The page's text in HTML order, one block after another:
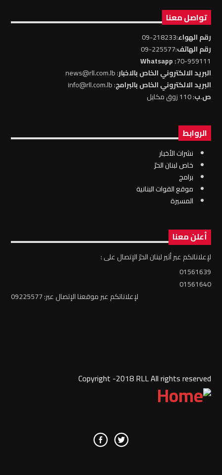
تواصل معنا
رقم الهواء:218233-09
رقم الهاتف:225577-09
70-959111
: Whatsapp
البريد الالكتروني الخاص بالاخبار: news@rll.com.lb
البريد الالكتروني الخاص بالبرامج: info@rll.com.lb
ص.ب: 110 زوق مكايل
الروابط
نشرات الأخبار
خاص لبنان الحرّ
برامج
موقع القوات البنانية
المسيرة
أعلن معنا
لإعلاناتكم عبر أثير لبنان الحرّ الإتصال على :
01561639
01561640
لإعلاناتكم عبر موقعنا الإتصال عبر: 09225577
Copyright -2018 RLL All rights reserved